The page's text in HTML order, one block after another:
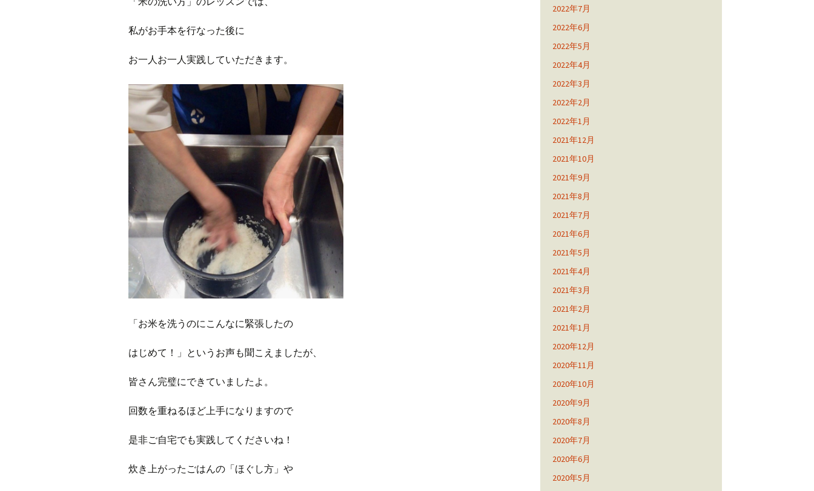
私がお手本を行なった後に
お一人お一人実践していただきます。
「お米を洗うのにこんなに緊張したの
はじめて！」というお声も聞こえましたが、
皆さん完璧にできていましたよ。
回数を重ねるほど上手になりますので
是非ご自宅でも実践してくださいね！
炊き上がったごはんの「ほぐし方」や
2022年7月
2022年6月
2022年5月
2022年4月
2022年3月
2022年2月
2022年1月
2021年12月
2021年10月
2021年9月
2021年8月
2021年7月
2021年6月
2021年5月
2021年4月
2021年3月
2021年2月
2021年1月
2020年12月
2020年11月
2020年10月
2020年9月
2020年8月
2020年7月
2020年6月
2020年5月